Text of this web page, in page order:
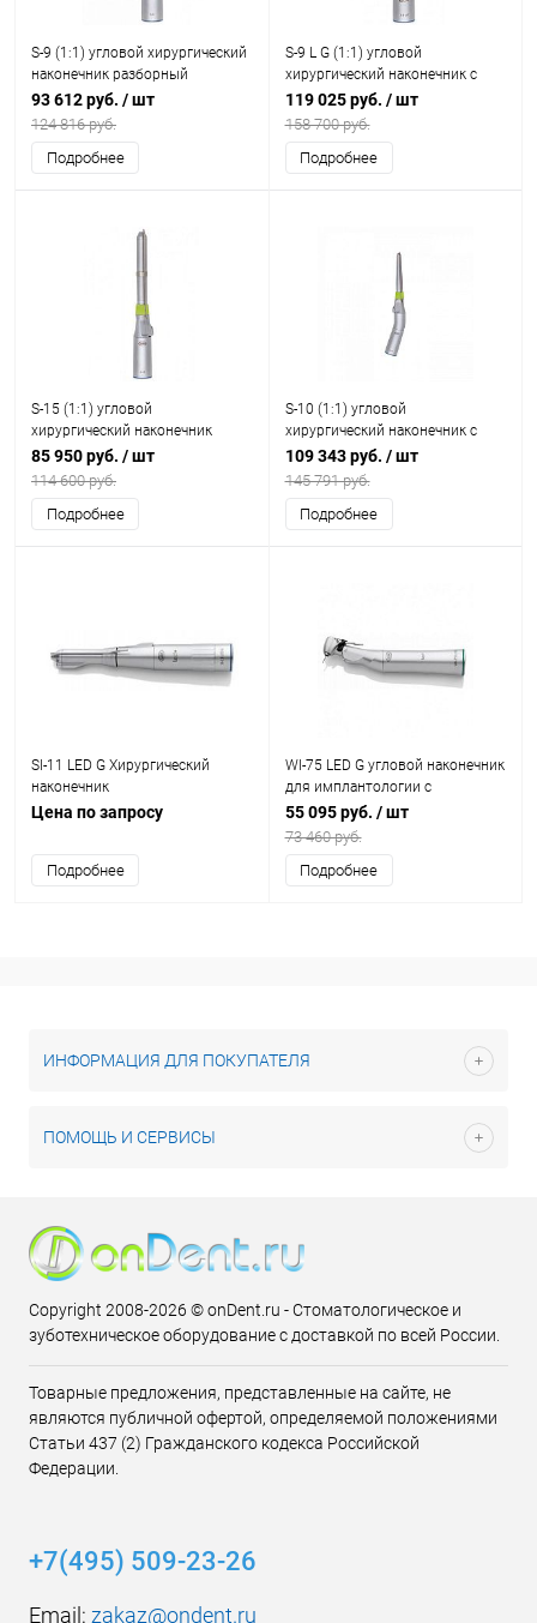
S-9 (1:1) угловой хирургический
наконечник разборный
93 612 руб. / шт
124 816 руб.
Подробнее
S-9 L G (1:1) угловой
хирургический наконечник с
генератором света, разборный
119 025 руб. / шт
158 700 руб.
Подробнее
S-15 (1:1) угловой
хирургический наконечник
разборный
85 950 руб. / шт
114 600 руб.
Подробнее
S-10 (1:1) угловой
хирургический наконечник с
изгибом корпуса
109 343 руб. / шт
145 791 руб.
Подробнее
SI-11 LED G Хирургический
наконечник
Цена по запросу
Подробнее
WI-75 LED G угловой наконечник
для имплантологии с
генератором
55 095 руб. / шт
73 460 руб.
Подробнее
ИНФОРМАЦИЯ ДЛЯ ПОКУПАТЕЛЯ
ПОМОЩЬ И СЕРВИСЫ
Copyright 2008-2026 © onDent.ru - Стоматологическое и
зуботехническое оборудование с доставкой по всей России.
Товарные предложения, представленные на сайте, не
являются публичной офертой, определяемой положениями
Статьи 437 (2) Гражданского кодекса Российской
Федерации.
+7(495) 509-23-26
Email: zakaz@ondent.ru